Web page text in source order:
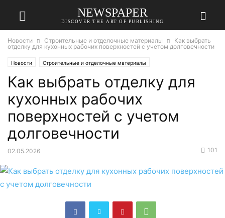
NEWSPAPER
DISCOVER THE ART OF PUBLISHING
Новости Строительные и отделочные материалы
Как выбрать
отделку для кухонных рабочих поверхностей с учетом долговечности
Новости Строительные и отделочные материалы
Как выбрать отделку для
кухонных рабочих
поверхностей с учетом
долговечности
02.05.2026 101